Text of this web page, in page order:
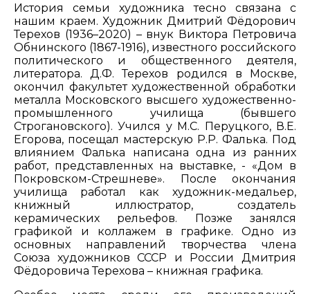
История семьи художника тесно связана с
нашим краем. Художник Дмитрий Фёдорович
Терехов (1936–2020) – внук Виктора Петровича
Обнинского (1867-1916), известного российского
политического и общественного деятеля,
литератора. Д.Ф. Терехов родился в Москве,
окончил факультет художественной обработки
металла Московского высшего художественно-
промышленного училища (бывшего
Строгановского). Учился у М.С. Перуцкого, В.Е.
Егорова, посещал мастерскую Р.Р. Фалька. Под
влиянием Фалька написана одна из ранних
работ, представленных на выставке, - «Дом в
Покровском-Стрешневе». После окончания
училища работал как художник-медальер,
книжный иллюстратор, создатель
керамических рельефов. Позже занялся
графикой и коллажем в графике. Одно из
основных направлений творчества члена
Союза художников СССР и России Дмитрия
Фёдоровича Терехова – книжная графика.